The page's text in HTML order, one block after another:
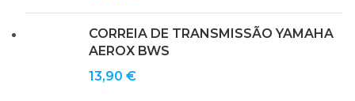
CORREIA DE TRANSMISSÃO YAMAHA
AEROX BWS
13,90 €